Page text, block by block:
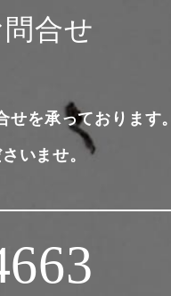
合せ
を承っております。
いませ。